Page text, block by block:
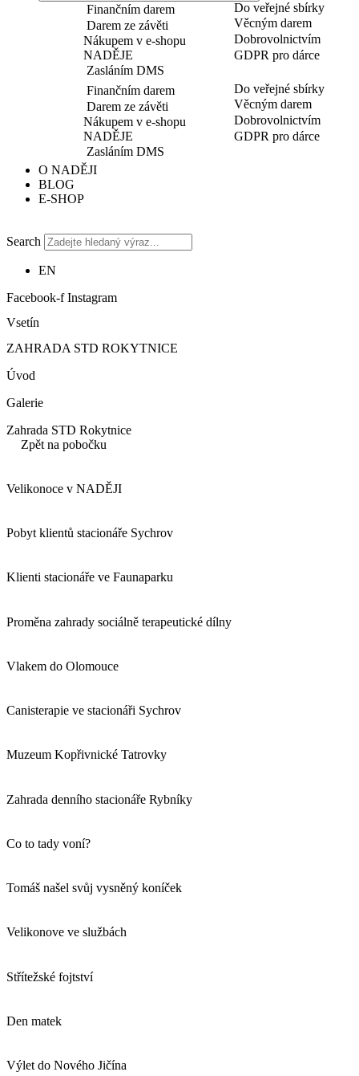
Finančním darem
Darem ze závěti
Nákupem v e-shopu
NADĚJE
Zasláním DMS
Do veřejné sbírky
Věcným darem
Dobrovolnictvím
GDPR pro dárce
Finančním darem
Darem ze závěti
Nákupem v e-shopu
NADĚJE
Zasláním DMS
Do veřejné sbírky
Věcným darem
Dobrovolnictvím
GDPR pro dárce
O NADĚJI
BLOG
E-SHOP
Search
EN
Facebook-f Instagram
Vsetín
ZAHRADA STD ROKYTNICE
Úvod
Galerie
Zahrada STD Rokytnice
Zpět na pobočku
Velikonoce v NADĚJI
Pobyt klientů stacionáře Sychrov
Klienti stacionáře ve Faunaparku
Proměna zahrady sociálně terapeutické dílny
Vlakem do Olomouce
Canisterapie ve stacionáři Sychrov
Muzeum Kopřivnické Tatrovky
Zahrada denního stacionáře Rybníky
Co to tady voní?
Tomáš našel svůj vysněný koníček
Velikonove ve službách
Střítežské fojtství
Den matek
Výlet do Nového Jičína